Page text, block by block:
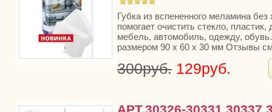
Губка из вспененного меламина без
помогает очистить стекло, пластик,
мебель, автомобиль, одежду,
размером 90 х 60 х 30 мм Отзывы
300руб. 129руб.
АРТ.30326-30331 30337